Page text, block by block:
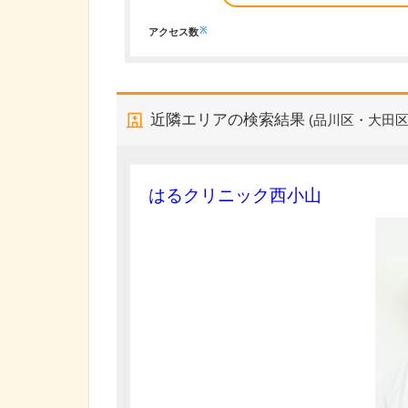
アクセス数※
近隣エリアの検索結果 (品川区・大田
はるクリニック西小山